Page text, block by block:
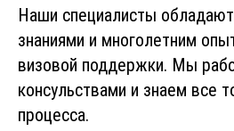
Наши специалисты
знаниями и многолетним
визовой поддержки. Мы
консульствами и знаем все
процесса.